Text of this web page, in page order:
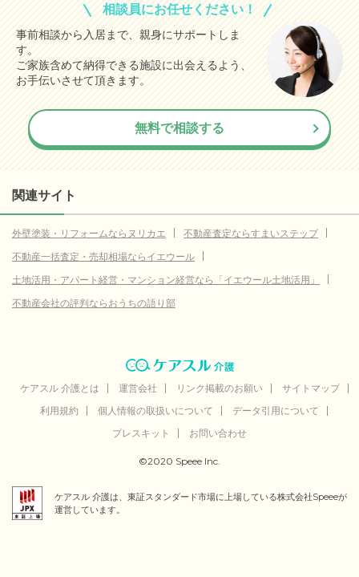
相談員にお任せください！
事前相談から入居まで、親身にサポートしま
す。
ご家族含めて納得できる施設に出会えるよう、
お手伝いさせて頂きます。
無料で相談する
関連サイト
外壁塗装・リフォームならヌリカエ
不動産査定ならすまいステップ
不動産一括査定・売却相場ならイエウール
土地活用・アパート経営・マンション経営なら「イエウール土地活用」
不動産会社の評判ならおうちの語り部
ケアスル 介護とは 運営会社 リンク掲載のお願い
サイトマップ
利用規約
個人情報の取扱いについて
データ引用について
プレスキット
お問い合わせ
©2020 Speee Inc.
ケアスル 介護は、東証スタンダード市場に上場している株式会社Speeeが
運営しています。